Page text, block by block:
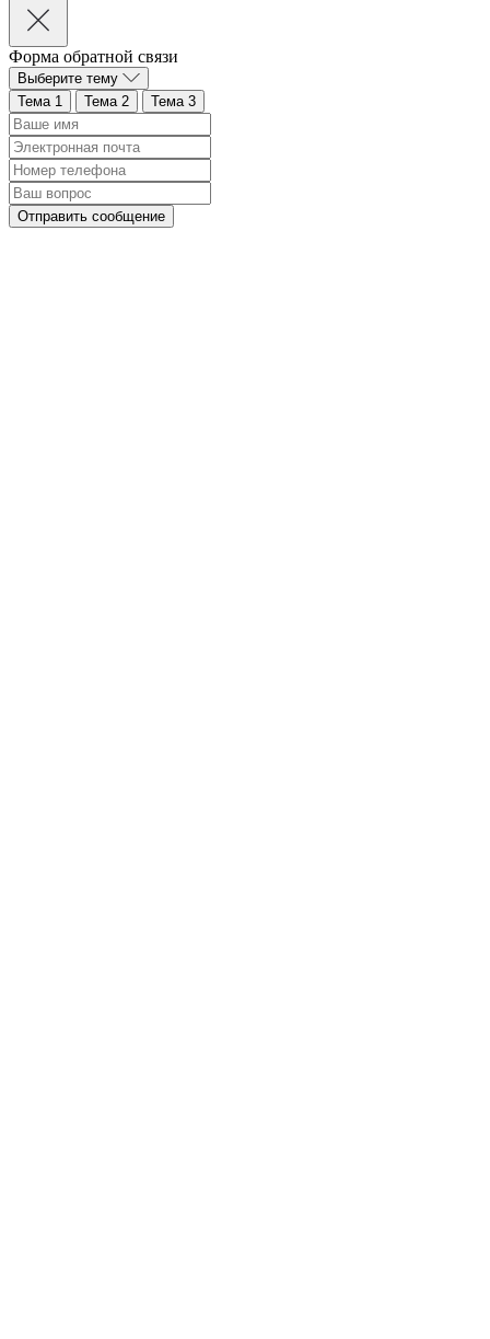
Форма обратной связи
Выберите тему
Тема 1
Тема 2 Тема 3
Отправить сообщение